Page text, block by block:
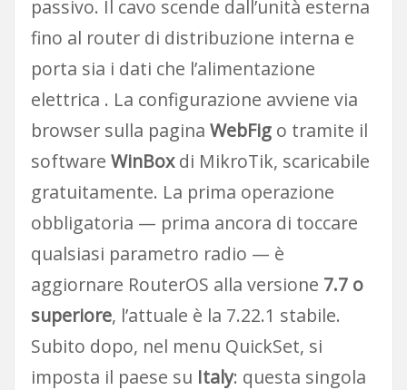
passivo. Il cavo scende dall’unità esterna
fino al router di distribuzione interna e
porta sia i dati che l’alimentazione
elettrica . La configurazione avviene via
browser sulla pagina WebFigo tramite il
software WinBoxdi MikroTik, scaricabile
gratuitamente. La prima operazione
obbligatoria — prima ancora di toccare
qualsiasi parametro radio — è
aggiornare RouterOS alla versione 7.7 o
superiore, l’attuale è la 7.22.1 stabile.
Subito dopo, nel menu QuickSet, si
imposta il paese su Italy: questa singola